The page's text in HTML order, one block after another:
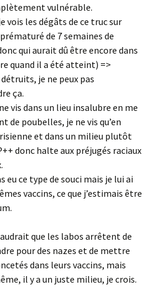
vulnérable.
vois les dégâts de ce truc sur
de 7 semaines de
qui aurait dû être encore dans
quand il a été atteint) =>
je ne peux pas
ça.
vis dans un lieu insalubre en me
de poubelles, je ne vis qu’en
et dans un milieu plutôt
donc halte aux préjugés raciaux
eu ce type de souci mais je lui ai
vaccins, ce que j’estimais être
que les labos arrêtent de
pour des nazes et de mettre
dans leurs vaccins, mais
il y a un juste milieu, je crois.